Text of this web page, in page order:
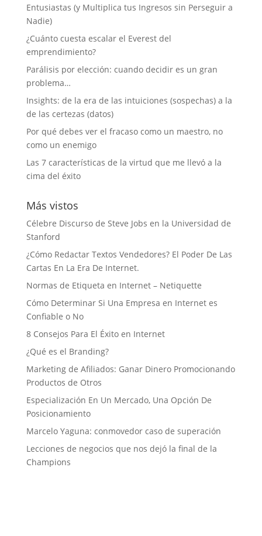
Entusiastas (y Multiplica tus Ingresos sin Perseguir a
Nadie)
¿Cuánto cuesta escalar el Everest del
emprendimiento?
Parálisis por elección: cuando decidir es un gran
problema…
Insights: de la era de las intuiciones (sospechas) a la
de las certezas (datos)
Por qué debes ver el fracaso como un maestro, no
como un enemigo
Las 7 características de la virtud que me llevó a la
cima del éxito
Más vistos
Célebre Discurso de Steve Jobs en la Universidad de
Stanford
¿Cómo Redactar Textos Vendedores? El Poder De Las
Cartas En La Era De Internet.
Normas de Etiqueta en Internet – Netiquette
Cómo Determinar Si Una Empresa en Internet es
Confiable o No
8 Consejos Para El Éxito en Internet
¿Qué es el Branding?
Marketing de Afiliados: Ganar Dinero Promocionando
Productos de Otros
Especialización En Un Mercado, Una Opción De
Posicionamiento
Marcelo Yaguna: conmovedor caso de superación
Lecciones de negocios que nos dejó la final de la
Champions